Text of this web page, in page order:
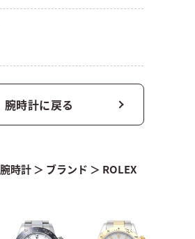
腕時計に戻る
腕時計＞ ブランド ＞ ROLEX